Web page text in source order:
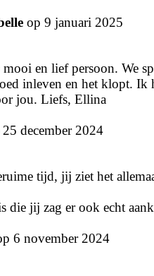
op 9 januari 2025
en lief persoon. We
inleven en het klopt.
jou. Liefs, Ellina
december 2024
tijd, jij ziet het
die jij zag er ook echt
6 november 2024